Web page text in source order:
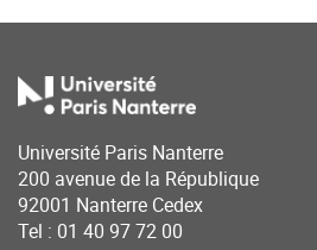
Université Paris Nanterre
200 avenue de la République
92001 Nanterre Cedex
Tel : 01 40 97 72 00